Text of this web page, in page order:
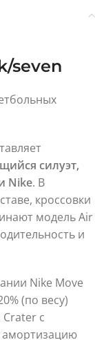
seven
силуэт,
Nike. В
кроссовки
модель Air
и
Nike Move
(по весу)
с